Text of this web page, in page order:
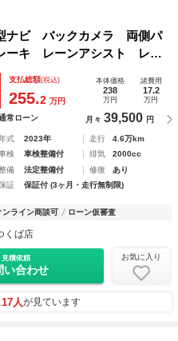
ナビ バックカメラ 両側パ
ーキ レーンアシスト レー
アランスソナー シートヒー
ルセグ
支払総額(税込)
255.2 万円
本体価格
238
万円
諸費用
17.2
万円
常ローン 月々 39,500 円
式 2023年 走行
4.6万km
検
車検整備付 排気
2000cc
備
法定整備付 修復
あり
証
保証付 (3ヶ月・走行無制限)
ンライン商談可 ローン仮審査
ば店
見積依頼
い合わせ
お気に入り
17人が見ています